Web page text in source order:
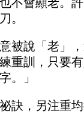
。
被說「老」
重訓，只要
。」
訣，另注重